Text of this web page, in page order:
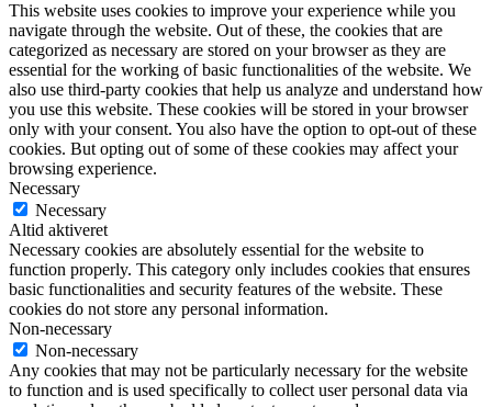
This website uses cookies to improve your experience while you
navigate through the website. Out of these, the cookies that are
categorized as necessary are stored on your browser as they are
essential for the working of basic functionalities of the website. We
also use third-party cookies that help us analyze and understand how
you use this website. These cookies will be stored in your browser
only with your consent. You also have the option to opt-out of these
cookies. But opting out of some of these cookies may affect your
browsing experience.
Necessary
Necessary
Altid aktiveret
Necessary cookies are absolutely essential for the website to
function properly. This category only includes cookies that ensures
basic functionalities and security features of the website. These
cookies do not store any personal information.
Non-necessary
Non-necessary
Any cookies that may not be particularly necessary for the website
to function and is used specifically to collect user personal data via